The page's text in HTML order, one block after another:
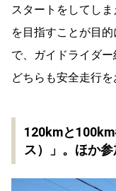
スタートをしてし
を目指すことが目
で、ガイドライダー
どちらも安全走行を
120kmと
ス）」。ほか